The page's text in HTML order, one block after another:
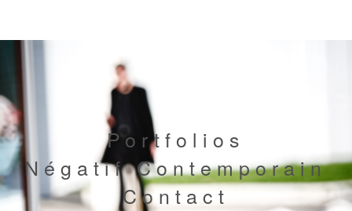
Portfolios
Négatif Contemporain
Contact